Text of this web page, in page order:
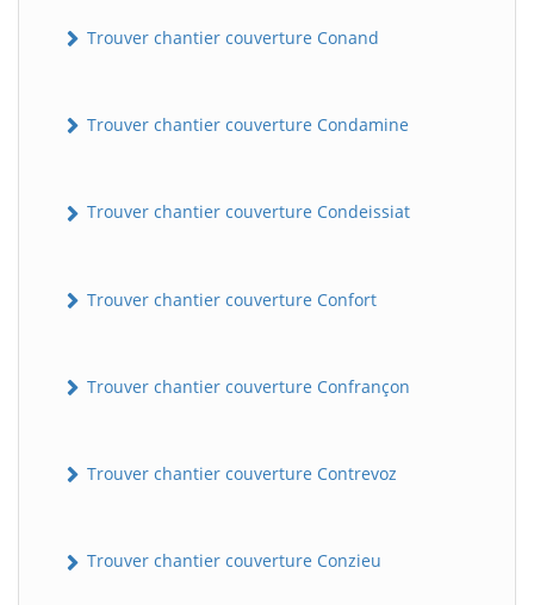
Trouver chantier couverture Conand
Trouver chantier couverture Condamine
Trouver chantier couverture Condeissiat
Trouver chantier couverture Confort
Trouver chantier couverture Confrançon
Trouver chantier couverture Contrevoz
Trouver chantier couverture Conzieu
Assistant en ligne